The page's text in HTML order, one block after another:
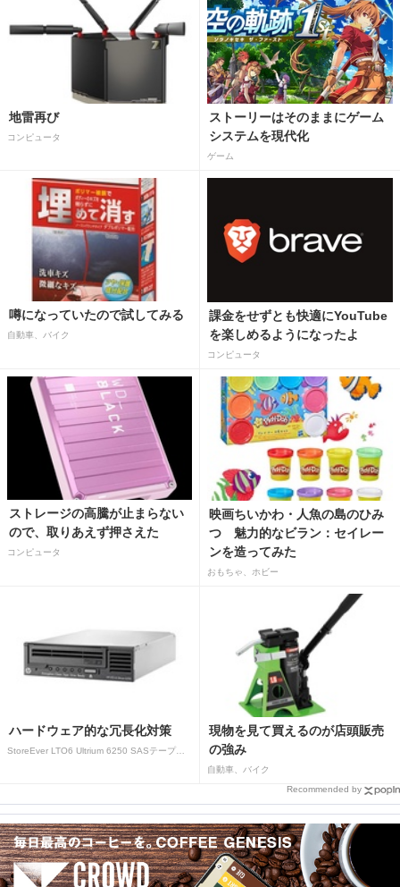
地雷再び
コンピュータ
ストーリーはそのままにゲーム
システムを現代化
ゲーム
噂になっていたので試してみる
自動車、バイク
課金をせずとも快適にYouTube
を楽しめるようになったよ
コンピュータ
ストレージの高騰が止まらない
ので、取りあえず押さえた
コンピュータ
映画ちいかわ・人魚の島のひみ
つ 魅力的なビラン：セイレー
ンを造ってみた
おもちゃ、ホビー
ハードウェア的な冗長化対策
現物を見て買えるのが店頭販売
の強み
自動車、バイク
Recommended by